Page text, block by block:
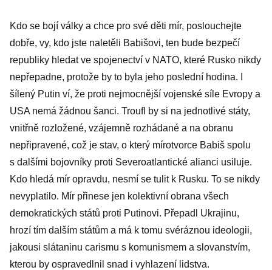
Kdo se bojí války a chce pro své děti mír, poslouchejte
dobře, vy, kdo jste naletěli Babišovi, ten bude bezpečí
republiky hledat ve spojenectví v NATO, které Rusko nikdy
nepřepadne, protože by to byla jeho poslední hodina. I
šílený Putin ví, že proti nejmocnější vojenské síle Evropy a
USA nemá žádnou šanci. Troufl by si na jednotlivé státy,
vnitřně rozložené, vzájemně rozhádané a na obranu
nepřipravené, což je stav, o který mírotvorce Babiš spolu
s dalšími bojovníky proti Severoatlantické alianci usiluje.
Kdo hledá mír opravdu, nesmí se tulit k Rusku. To se nikdy
nevyplatilo. Mír přinese jen kolektivní obrana všech
demokratických států proti Putinovi. Přepadl Ukrajinu,
hrozí tím dalším státům a má k tomu svéráznou ideologii,
jakousi slátaninu carismu s komunismem a slovanstvím,
kterou by ospravedlnil snad i vyhlazení lidstva.